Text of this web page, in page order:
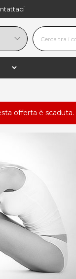
offerta è scaduta.